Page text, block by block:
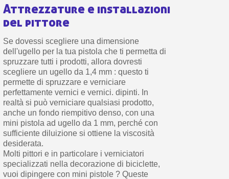
Attrezzature e installazioni
del pittore
Se dovessi scegliere una dimensione
dell'ugello per la tua pistola che ti permetta di
spruzzare tutti i prodotti, allora dovresti
scegliere un ugello da 1,4 mm : questo ti
permette di spruzzare e verniciare
perfettamente vernici e vernici. dipinti. In
realtà si può verniciare qualsiasi prodotto,
anche un fondo riempitivo denso, con una
mini pistola ad ugello da 1 mm, perché con
sufficiente diluizione si ottiene la viscosità
desiderata.
Molti pittori e in particolare i verniciatori
specializzati nella decorazione di biciclette,
vuoi dipingere con mini pistole ? Queste